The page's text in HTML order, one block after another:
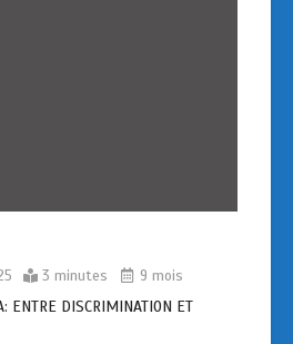
3 minutes 9 mois
ENTRE DISCRIMINATION ET